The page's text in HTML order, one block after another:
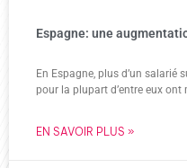
Espagne: une
En Espagne, plus d’un salarié
pour la plupart d’entre eux
EN SAVOIR PLUS »